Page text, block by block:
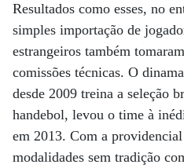
Resultados como esses, no
simples importação de
estrangeiros também
comissões técnicas. O
desde 2009 treina a seleção
handebol, levou o time à
em 2013. Com a
modalidades sem tradição